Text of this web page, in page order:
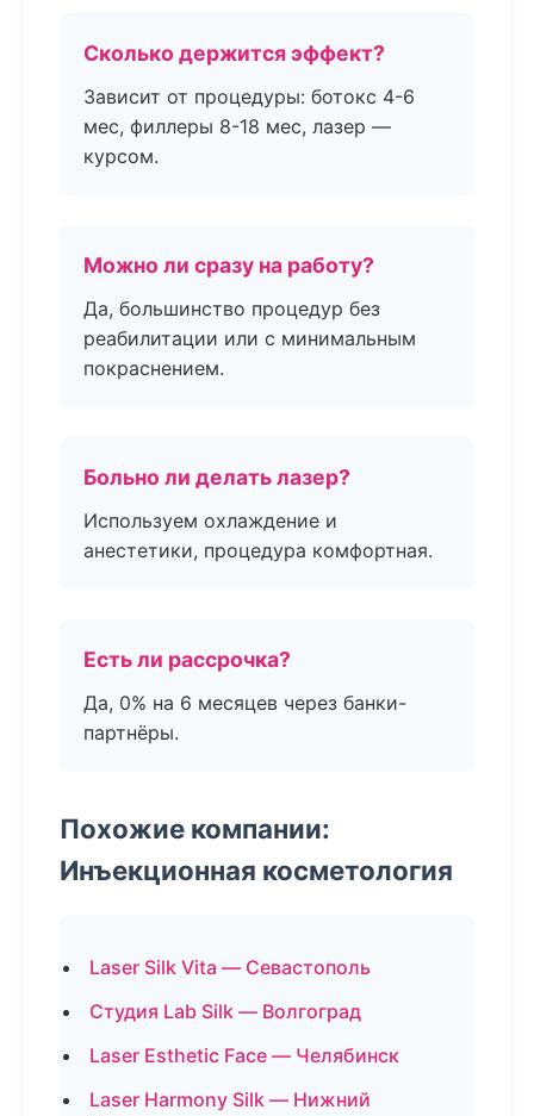
Сколько держится эффект?
Зависит от процедуры: ботокс 4-6
мес, филлеры 8-18 мес, лазер —
курсом.
Можно ли сразу на работу?
Да, большинство процедур без
реабилитации или с минимальным
покраснением.
Больно ли делать лазер?
Используем охлаждение и
анестетики, процедура комфортная.
Есть ли рассрочка?
Да, 0% на 6 месяцев через банки-
партнёры.
Похожие компании:
Инъекционная косметология
Laser Silk Vita — Севастополь
Студия Lab Silk — Волгоград
Laser Esthetic Face — Челябинск
Laser Harmony Silk — Нижний